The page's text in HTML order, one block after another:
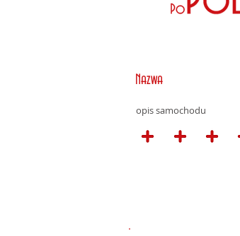
Nazwa
opis samochodu